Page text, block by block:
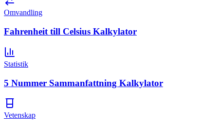
Omvandling
Fahrenheit till Celsius Kalkylator
Statistik
5 Nummer Sammanfattning Kalkylator
Vetenskap